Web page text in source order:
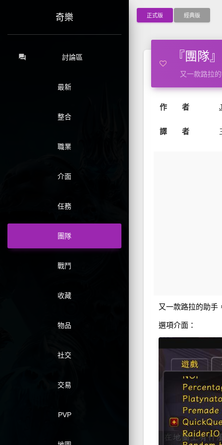
奇樂
forum 討論區
最新
整合
職業
介面
任務
團隊
戰鬥
收藏
物品
社交
交易
PVP
正式版 經典版
『團隊
又一款路拉
作 者
譯 者
又一款路拉的助手
選項介面：